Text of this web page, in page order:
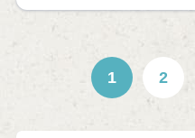
1 2